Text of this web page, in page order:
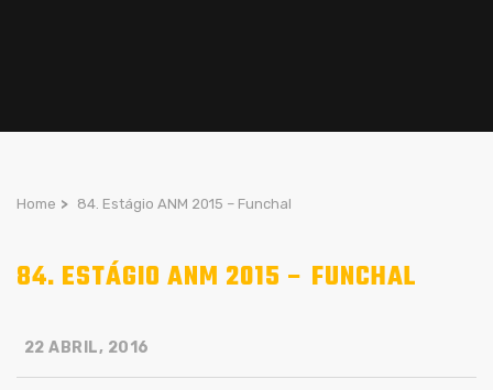
Home > 84. Estágio ANM 2015 – Funchal
84. ESTÁGIO ANM 2015 – FUNCHAL
22 ABRIL, 2016